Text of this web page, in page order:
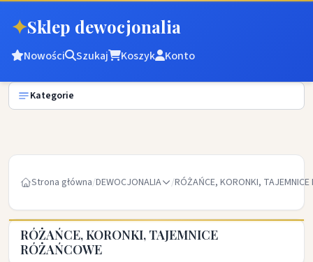
✦Sklep dewocjonalia
Nowości Szukaj Koszyk Konto
Kategorie
Strona główna/DEWOCJONALIA /RÓŻAŃCE, KORONKI,
RÓŻAŃCE, KORONKI, TAJEMNICE
RÓŻAŃCOWE